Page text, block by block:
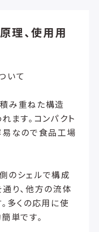
理、使用用
いて
み重ねた構造
ます。コンパクト
易なので食品工場
のシェルで構成
り、他方の流体
多くの応用に使
単です。